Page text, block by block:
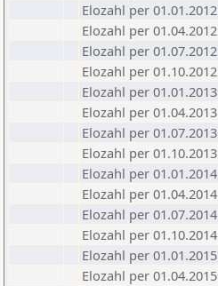
Elozahl per 01.01.2012
Elozahl per 01.04.2012
Elozahl per 01.07.2012
Elozahl per 01.10.2012
Elozahl per 01.01.2013
Elozahl per 01.04.2013
Elozahl per 01.07.2013
Elozahl per 01.10.2013
Elozahl per 01.01.2014
Elozahl per 01.04.2014
Elozahl per 01.07.2014
Elozahl per 01.10.2014
Elozahl per 01.01.2015
Elozahl per 01.04.2015